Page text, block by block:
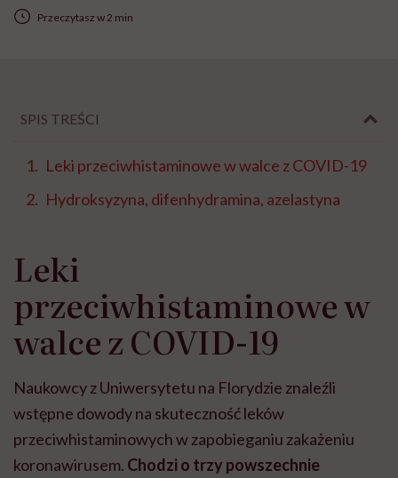
Przeczytasz w 2 min
SPIS TREŚCI
Leki przeciwhistaminowe w walce z COVID-19
Hydroksyzyna, difenhydramina, azelastyna
Leki
przeciwhistaminowe w
walce z COVID-19
Naukowcy z Uniwersytetu na Florydzie znaleźli
wstępne dowody na skuteczność leków
przeciwhistaminowych w zapobieganiu zakażeniu
koronawirusem. Chodzi o trzy powszechnie